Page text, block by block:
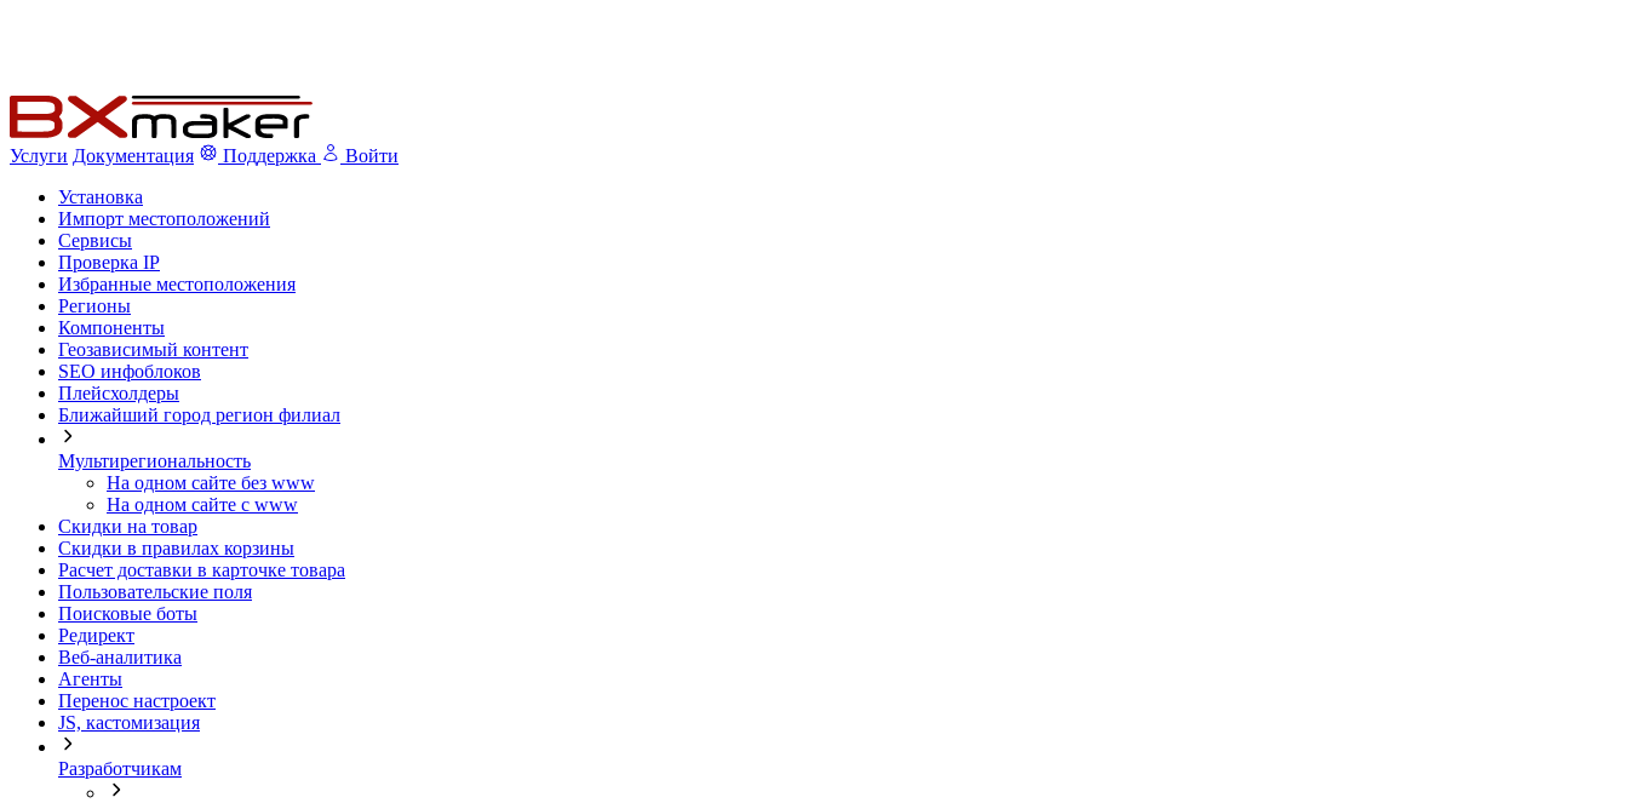
Услуги Документация Поддержка
Войти
Установка
Импорт местоположений
Сервисы
Проверка IP
Избранные местоположения
Регионы
Компоненты
Геозависимый контент
SEO инфоблоков
Плейсхолдеры
Ближайший город регион филиал
Мультирегиональность
На одном сайте без www
На одном сайте с www
Скидки на товар
Скидки в правилах корзины
Расчет доставки в карточке товара
Пользовательские поля
Поисковые боты
Редирект
Веб-аналитика
Агенты
Перенос настроект
JS, кастомизация
Разработчикам